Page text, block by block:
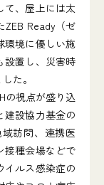
、屋上には太
ZEB Ready（ゼ
環境に優しい施
設置し、災害時
た。
の視点が盛り込
建設協力基金の
訪問、連携医
接種会場などで
イルス感染症の